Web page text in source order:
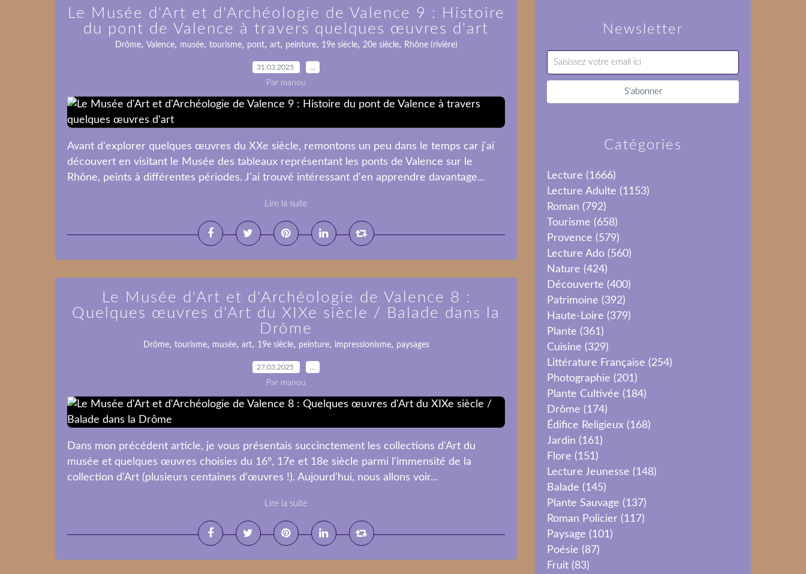
Le Musée d'Art et d'Archéologie de Valence 9 : Histoire
du pont de Valence à travers quelques œuvres d'art
Drôme, Valence, musée, tourisme, pont, art, peinture, 19e siècle, 20e siècle, Rhône (rivière)
31.03.2025
Par manou
Avant d'explorer quelques œuvres du XXe siècle, remontons un peu dans le temps car j'ai
découvert en visitant le Musée des tableaux représentant les ponts de Valence sur le
Rhône, peints à différentes périodes. J'ai trouvé intéressant d'en apprendre davantage...
Lire la suite
Le Musée d'Art et d'Archéologie de Valence 8 :
Quelques œuvres d'Art du XIXe siècle / Balade dans la
Drôme
Drôme, tourisme, musée, art, 19e siècle, peinture, impressionisme, paysages
27.03.2025
Par manou
Dans mon précédent article, je vous présentais succinctement les collections d'Art du
musée et quelques œuvres choisies du 16°, 17e et 18e siècle parmi l'immensité de la
collection d'Art (plusieurs centaines d'œuvres !). Aujourd'hui, nous allons voir...
Lire la suite
Newsletter
Catégories
Lecture (1666)
Lecture Adulte (1153)
Roman (792)
Tourisme (658)
Provence (579)
Lecture Ado (560)
Nature (424)
Découverte (400)
Patrimoine (392)
Haute-Loire (379)
Plante (361)
Cuisine (329)
Littérature Française (254)
Photographie (201)
Plante Cultivée (184)
Drôme (174)
Édifice Religieux (168)
Jardin (161)
Flore (151)
Lecture Jeunesse (148)
Balade (145)
Plante Sauvage (137)
Roman Policier (117)
Paysage (101)
Poésie (87)
Fruit (83)